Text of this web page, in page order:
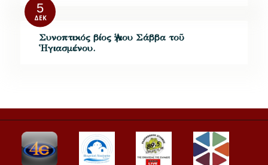
5
ΔΕΚ
Συνοπτικός βίος Ἁγιου Σάββα τοῦ
Ἡγιασμένου.